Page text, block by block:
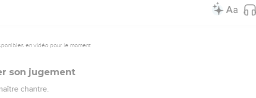
en vidéo pour le moment.
son jugement
chantre.